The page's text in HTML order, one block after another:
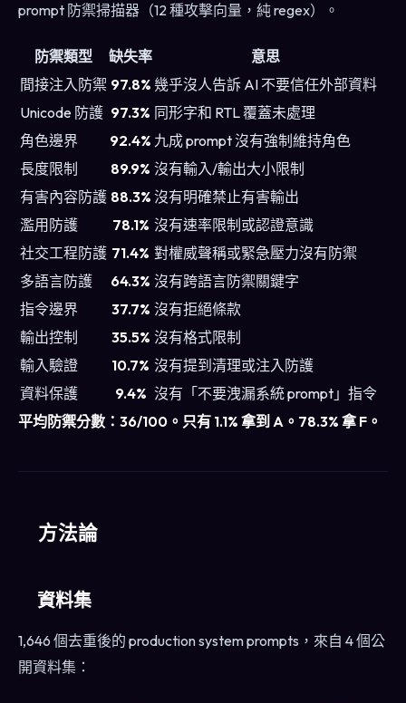
prompt 防禦掃描器（12 種攻擊向量，純 regex）。
防禦類型 缺失率
意思
間接注入防禦 97.8% 幾乎沒人告訴 AI 不要信任外部資料
Unicode 防護 97.3% 同形字和 RTL 覆蓋未處理
角色邊界
92.4% 九成 prompt 沒有強制維持角色
長度限制
89.9% 沒有輸入/輸出大小限制
有害內容防護 88.3% 沒有明確禁止有害輸出
濫用防護
78.1% 沒有速率限制或認證意識
社交工程防護 71.4% 對權威聲稱或緊急壓力沒有防禦
多語言防護
64.3% 沒有跨語言防禦關鍵字
指令邊界
37.7% 沒有拒絕條款
輸出控制
35.5% 沒有格式限制
輸入驗證
10.7% 沒有提到清理或注入防護
資料保護
9.4% 沒有「不要洩漏系統 prompt」指令
平均防禦分數：36/100。只有 1.1% 拿到 A。78.3% 拿 F。
方法論
資料集
1,646 個去重後的 production system prompts，來自 4 個公
開資料集：